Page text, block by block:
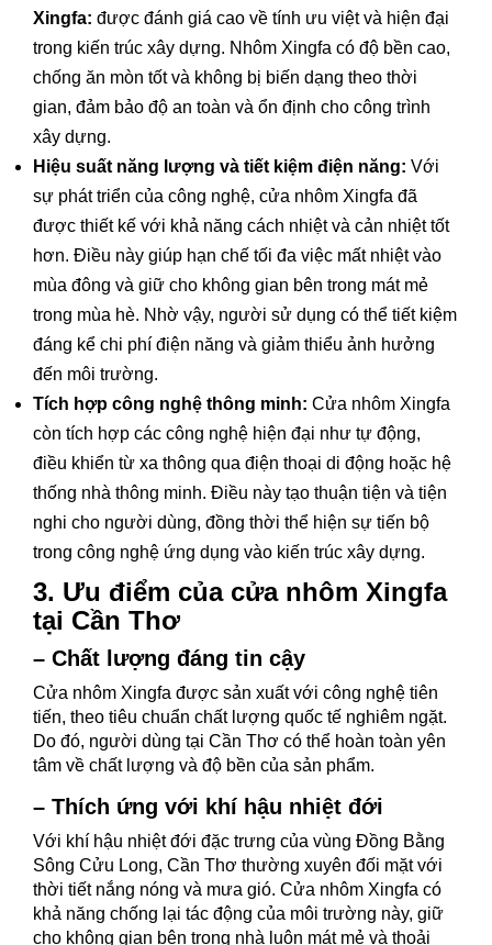
Xingfa: được đánh giá cao về tính ưu việt và hiện đại
trong kiến trúc xây dựng. Nhôm Xingfa có độ bền cao,
chống ăn mòn tốt và không bị biến dạng theo thời
gian, đảm bảo độ an toàn và ổn định cho công trình
xây dựng.
Hiệu suất năng lượng và tiết kiệm điện năng: Với
sự phát triển của công nghệ, cửa nhôm Xingfa đã
được thiết kế với khả năng cách nhiệt và cản nhiệt tốt
hơn. Điều này giúp hạn chế tối đa việc mất nhiệt vào
mùa đông và giữ cho không gian bên trong mát mẻ
trong mùa hè. Nhờ vậy, người sử dụng có thể tiết kiệm
đáng kể chi phí điện năng và giảm thiểu ảnh hưởng
đến môi trường.
Tích hợp công nghệ thông minh: Cửa nhôm Xingfa
còn tích hợp các công nghệ hiện đại như tự động,
điều khiển từ xa thông qua điện thoại di động hoặc hệ
thống nhà thông minh. Điều này tạo thuận tiện và tiện
nghi cho người dùng, đồng thời thể hiện sự tiến bộ
trong công nghệ ứng dụng vào kiến trúc xây dựng.
3. Ưu điểm của cửa nhôm Xingfa
tại Cần Thơ
– Chất lượng đáng tin cậy
Cửa nhôm Xingfa được sản xuất với công nghệ tiên
tiến, theo tiêu chuẩn chất lượng quốc tế nghiêm ngặt.
Do đó, người dùng tại Cần Thơ có thể hoàn toàn yên
tâm về chất lượng và độ bền của sản phẩm.
– Thích ứng với khí hậu nhiệt đới
Với khí hậu nhiệt đới đặc trưng của vùng Đồng Bằng
Sông Cửu Long, Cần Thơ thường xuyên đối mặt với
thời tiết nắng nóng và mưa gió. Cửa nhôm Xingfa có
khả năng chống lại tác động của môi trường này, giữ
cho không gian bên trong nhà luôn mát mẻ và thoải